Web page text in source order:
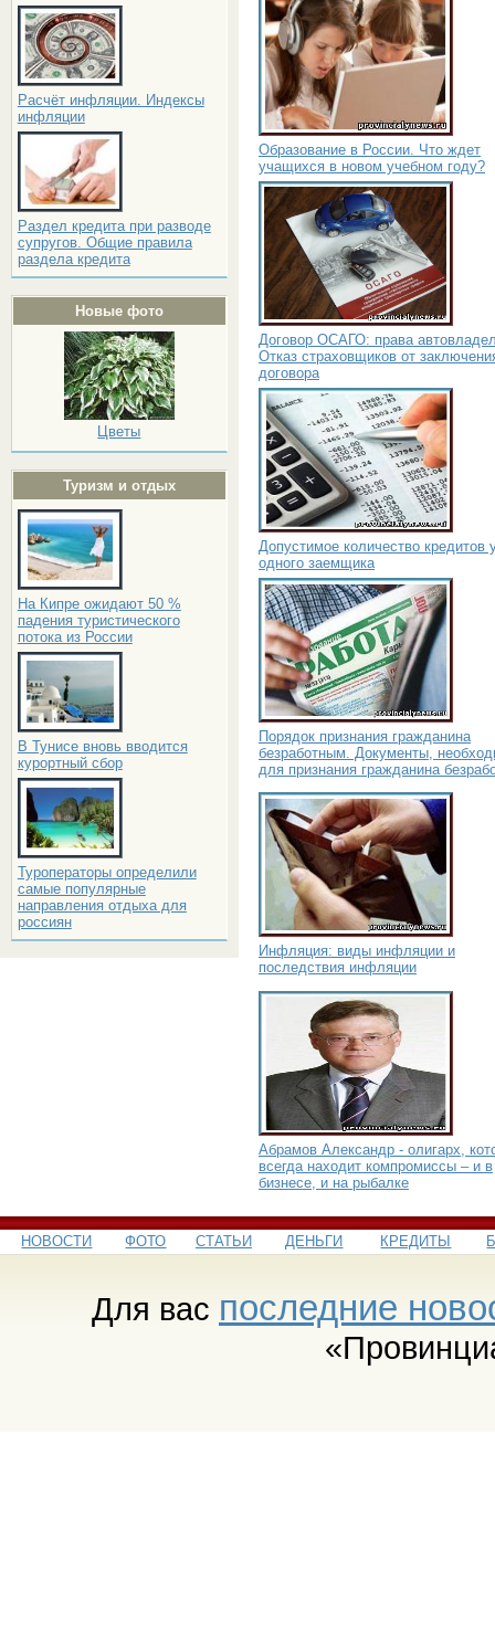
Расчёт инфляции. Индексы
инфляции
Раздел кредита при разводе
супругов. Общие правила
раздела кредита
Новые фото
Цветы
Туризм и отдых
На Кипре ожидают 50 %
падения туристического
потока из России
В Тунисе вновь вводится
курортный сбор
Туроператоры определили
самые популярные
направления отдыха для
россиян
Образование в России. Что ждет
учащихся в новом учебном году?
Договор ОСАГО: права
Отказ страховщиков от
договора
Допустимое количество кредитов
одного заемщика
Порядок признания гражданина
безработным. Документы,
для признания гражданина
Инфляция: виды инфляции и
последствия инфляции
Абрамов Александр - олигарх,
всегда находит компромиссы – и в
бизнесе, и на рыбалке
НОВОСТИ ФОТО СТАТЬИ ДЕНЬГИ КРЕДИТЫ
Для вас последние